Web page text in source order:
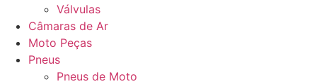
Válvulas
Câmaras de Ar
Moto Peças
Pneus
Pneus de Moto